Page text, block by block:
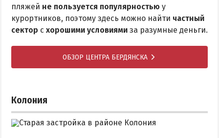
пляжей не пользуется популярностью у
курортников, поэтому здесь можно найти частный
сектор с хорошими условиями за разумные деньги.
ОБЗОР ЦЕНТРА БЕРДЯНСКА
Колония